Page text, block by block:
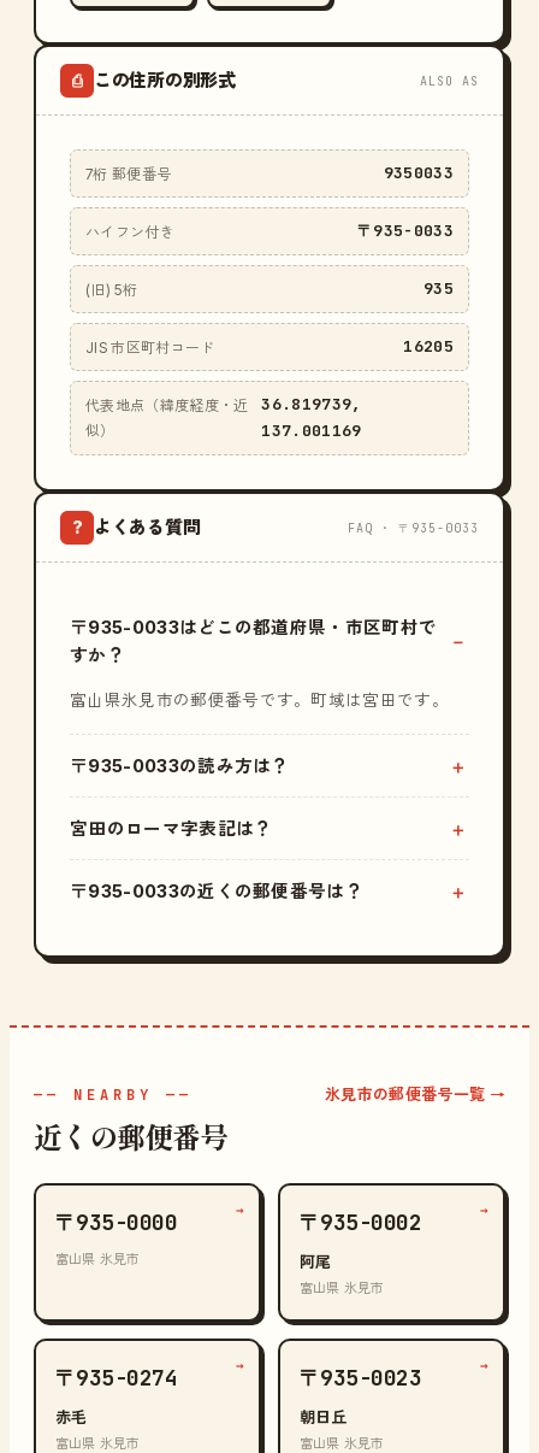
⎙ この住所の別形式 ALSO AS
7桁 郵便番号 9350033
ハイフン付き 〒935-0033
(旧) 5桁 935
JIS 市区町村コード 16205
代表地点（緯度経度・近
似）
36.819739,
137.001169
? よくある質問 FAQ · 〒935-0033
〒935-0033はどこの都道府県・市区町村で
すか？
富山県氷見市の郵便番号です。町域は宮田です。
〒935-0033の読み方は？
宮田のローマ字表記は？
〒935-0033の近くの郵便番号は？
—— NEARBY ——
近くの郵便番号
氷見市の郵便番号一覧 →
〒935-0000
富山県 氷見市
→ 〒935-0002
阿尾
富山県 氷見市
→
〒935-0274
赤毛
富山県 氷見市
→ 〒935-0023
朝日丘
富山県 氷見市
→